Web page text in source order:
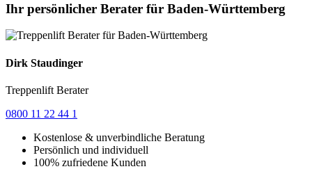
Ihr persönlicher Berater für Baden-Württemberg
Dirk Staudinger
Treppenlift Berater
0800 11 22 44 1
Kostenlose & unverbindliche Beratung
Persönlich und individuell
100% zufriedene Kunden